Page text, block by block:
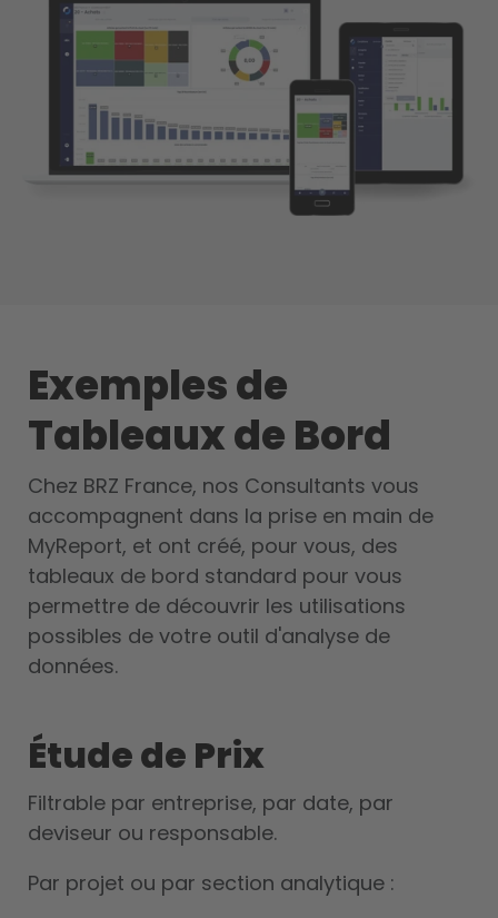
Exemples de
Tableaux de Bord
Chez BRZ France, nos Consultants vous
accompagnent dans la prise en main de
MyReport, et ont créé, pour vous, des
tableaux de bord standard pour vous
permettre de découvrir les utilisations
possibles de votre outil d'analyse de
données.
Étude de Prix
Filtrable par entreprise, par date, par
deviseur ou responsable.
Par projet ou par section analytique :